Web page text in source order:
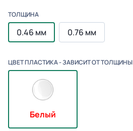
ТОЛЩИНА
0.46 мм 0.76 мм
ЦВЕТ ПЛАСТИКА - ЗАВИСИТ ОТ ТОЛЩИНЫ
Белый